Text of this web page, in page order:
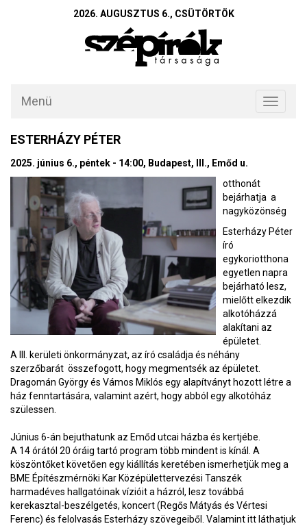
2026. AUGUSZTUS 6., CSÜTÖRTÖK
Toggle
Menü
ESTERHÁZY PÉTER
2025. június 6., péntek - 14:00, Budapest, III., Emőd u.
otthonát
bejárhatja a
nagyközönség
Esterházy Péter
író
egykoriotthona
egyetlen napra
bejárható lesz,
mielőtt elkezdik
alkotóházzá
alakítani az
épületet.
A III. kerületi önkormányzat, az író családja és néhány
szerzőbarát összefogott, hogy megmentsék az épületet.
Dragomán György és Vámos Miklós egy alapítványt hozott létre a
ház fenntartására, valamint azért, hogy abból egy alkotóház
szülessen.
Június 6-án bejuthatunk az Emőd utcai házba és kertjébe.
A 14 órától 20 óráig tartó program több mindent is kínál. A
köszöntőket követően egy kiállítás keretében ismerhetjük meg a
BME Építészmérnöki Kar Középülettervezési Tanszék
harmadéves hallgatóinak vízióit a házról, lesz továbbá
kerekasztal-beszélgetés, koncert (Regős Mátyás és Vértesi
Ferenc) és felolvasás Esterházy szövegeiből. Valamint itt láthatjuk